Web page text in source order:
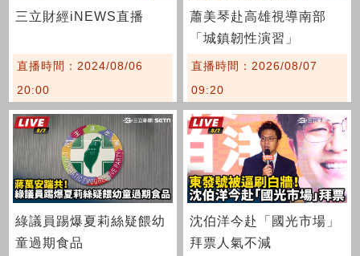
三立財經iNEWS直播
直播時間：2024/08/06
20:00
蕭美琴赴高雄視導南部
「城鎮韌性演習」
直播時間：2026/08/07
09:20
綠議員踢爆夏莉絲疑餵幼
童過期食品
沈伯洋今赴「國光市場」
拜票人氣不減